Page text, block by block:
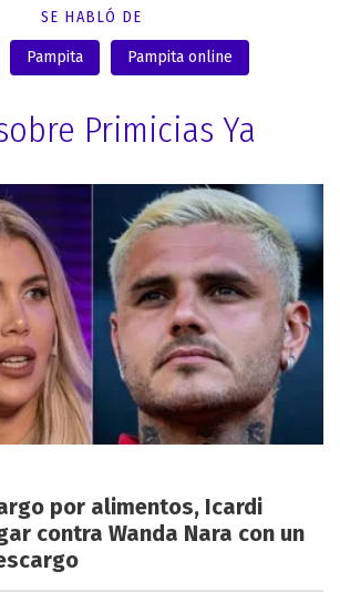
SE HABLÓ DE
Pampita Pampita online
Primicias Ya
por alimentos, Icardi
contra Wanda Nara con un